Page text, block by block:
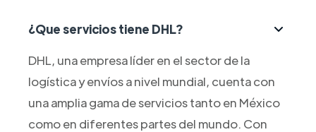
¿Que servicios tiene DHL?
DHL, una empresa líder en el sector de la
logística y envíos a nivel mundial, cuenta con
una amplia gama de servicios tanto en México
como en diferentes partes del mundo. Con